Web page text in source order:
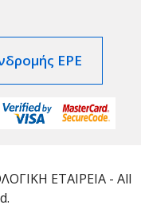
ΕΡΕ
ΕΤΑΙΡΕΙΑ - All